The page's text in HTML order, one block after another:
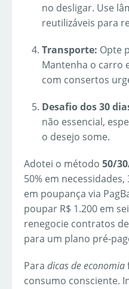
no desligar. Use
reutilizáveis para
Transporte: Opte
Mantenha o carro
com consertos
Desafio dos 30
não essencial,
o desejo some.
Adotei o método 50/
50% em necessidades,
em poupança via
poupar R$ 1.200 em
renegocie contratos
para um plano pré-
Para dicas de economia
consumo consciente.